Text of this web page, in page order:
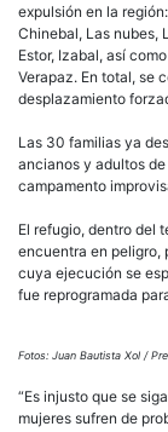
expulsión en la
Chinebal, Las nubes,
Estor, Izabal, así
Verapaz. En total, se
desplazamiento
Las 30 familias ya
ancianos y adultos
campamento
El refugio, dentro del
encuentra en peligro,
cuya ejecución se
fue reprogramada
Fotos: Juan Bautista Xol /
“Es injusto que se
mujeres sufren de